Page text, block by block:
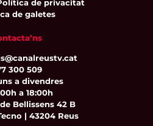
de privacitat
de galetes
300 509
a divendres
a 18:00h
Bellissens 42 B
| 43204 Reus